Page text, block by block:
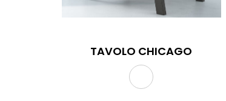
TAVOLO CHICAGO